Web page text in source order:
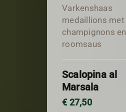
Varkenshaas
medaillions met
champignons en
roomsaus
Scalopina al
Marsala
€ 27,50